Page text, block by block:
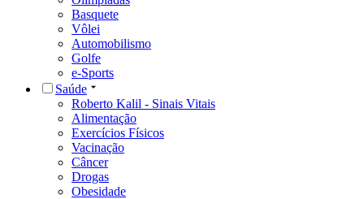
Basquete
Vôlei
Automobilismo
Golfe
e-Sports
Saúde
Roberto Kalil - Sinais Vitais
Alimentação
Exercícios Físicos
Vacinação
Câncer
Drogas
Obesidade